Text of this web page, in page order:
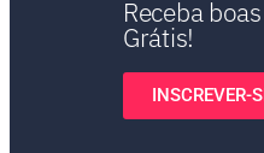
Receba
Grátis!
INSCREVER-